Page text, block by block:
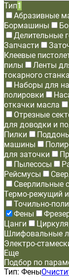
Тип1
Абразивные
Бормашины
Делительные
Запчасти
Клеевые
пилы
Ленты
токарного станка
Наборы для
полировки
откачки масла
Отрезные
для доводки и
Пилки
машины
для заточки
Пылесосы
Рейсмусы
Сверлильные
Термо-режущий
Точильно-
Фены
Цанги
Шлифовальные
Электро-
Еще
Подбор по
Тип: Фены